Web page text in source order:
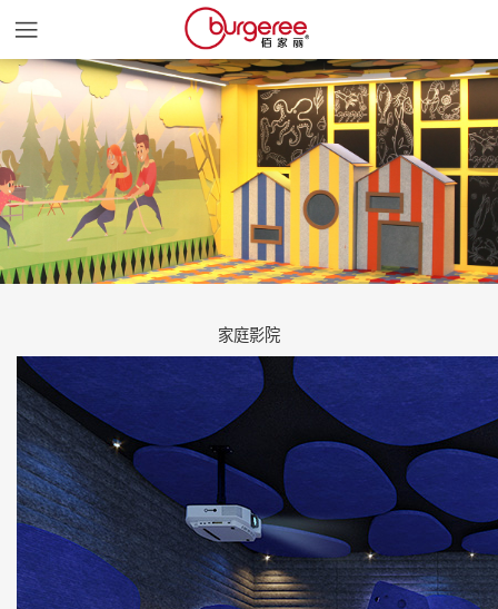
首页
产品颜色
产品中心
新闻中心
案例展示
联系我们
家庭影院